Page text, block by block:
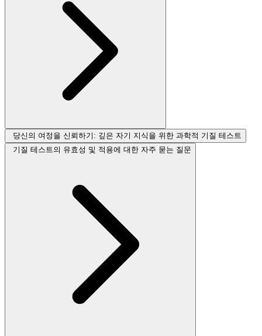
당신의 여정을 신뢰하기: 깊은 자기 지식을 위한 과학적 기질 테스트
기질 테스트의 유효성 및 적용에 대한 자주 묻는 질문